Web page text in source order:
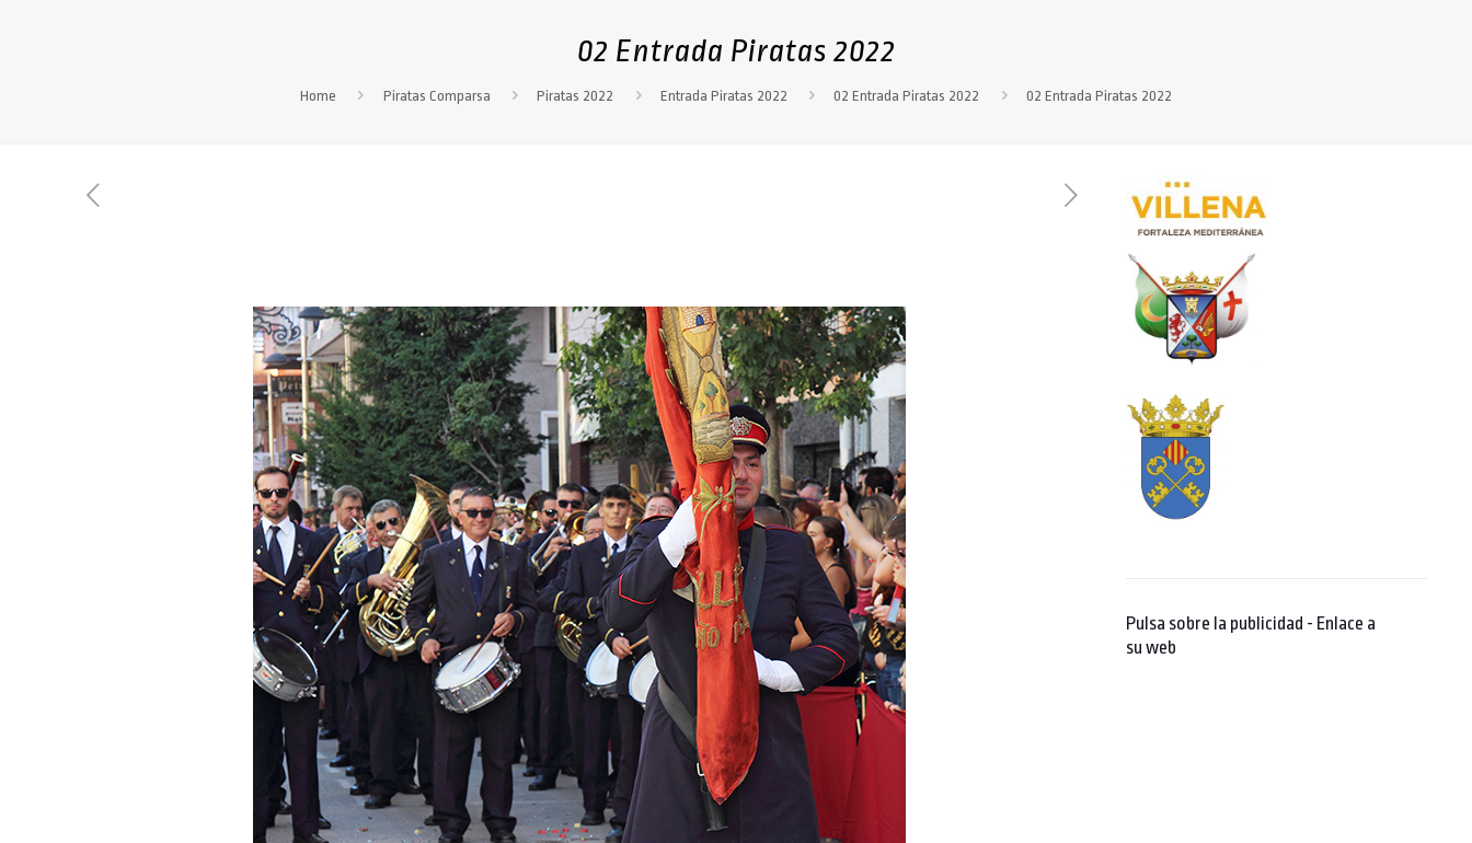
02 Entrada Piratas 2022
Home Piratas Comparsa Piratas 2022 Entrada Piratas 2022 02 Entrada Piratas 2022 02 Entrada Piratas 2022
Pulsa sobre la publicidad - Enlace a
su web